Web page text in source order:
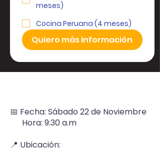
meses)
Cocina Peruana (4 meses)
Quiero más información
📅 Fecha: Sábado 22 de Noviembre
Hora: 9:30 a.m
📍 Ubicación: